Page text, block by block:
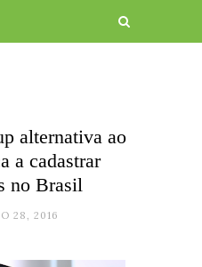
alternativa ao
a cadastrar
no Brasil
28, 2016